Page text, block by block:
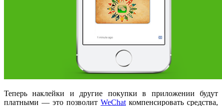
Теперь наклейки и другие покупки в приложении будут
платными — это позволит WeChat компенсировать средства,